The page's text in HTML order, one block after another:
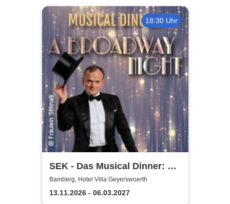
18:30 Uhr
SEK - Das Musical Dinner: A
Broadway Night
Bamberg, Hotel Villa Geyerswoerth
13.11.2026 - 06.03.2027